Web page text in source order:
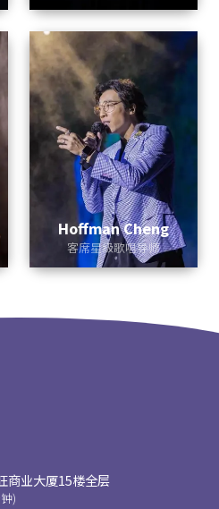
Hoffman Cheng
客席星级歌唱导师
商业大厦15楼全层
)